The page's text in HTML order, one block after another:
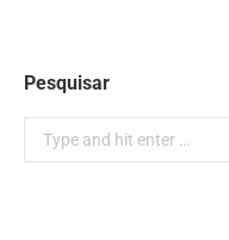
Pesquisar
Search: